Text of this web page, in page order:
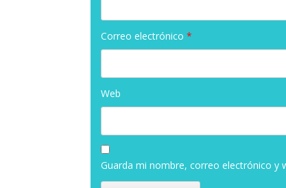
Correo electrónico *
Web
Guarda mi nombre, correo electrónico y